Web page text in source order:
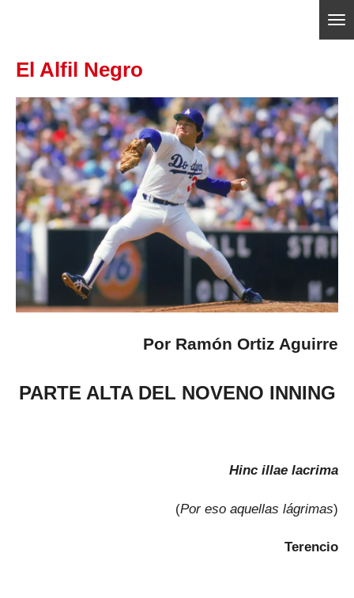
contenido
El Alfil Negro
Por Ramón Ortiz Aguirre
PARTE ALTA DEL NOVENO INNING
Hinc illae lacrima
(Por eso aquellas lágrimas)
Terencio